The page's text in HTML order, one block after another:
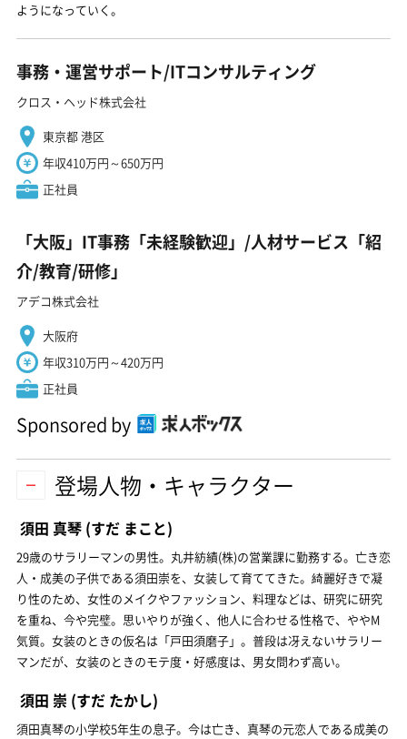
ようになっていく。
事務・運営サポート/ITコンサルティング
クロス・ヘッド株式会社
東京都 港区
年収410万円～650万円
正社員
「大阪」IT事務「未経験歓迎」/人材サービス「紹
介/教育/研修」
アデコ株式会社
大阪府
年収310万円～420万円
正社員
Sponsored by
登場人物・キャラクター
須田 真琴 (すだ まこと)
29歳のサラリーマンの男性。丸井紡績(株)の営業課に勤務する。亡き恋
人・成美の子供である須田崇を、女装して育ててきた。綺麗好きで凝
り性のため、女性のメイクやファッション、料理などは、研究に研究
を重ね、今や完璧。思いやりが強く、他人に合わせる性格で、ややM
気質。女装のときの仮名は「戸田須磨子」。普段は冴えないサラリー
マンだが、女装のときのモテ度・好感度は、男女問わず高い。
須田 崇 (すだ たかし)
須田真琴の小学校5年生の息子。今は亡き、真琴の元恋人である成美の